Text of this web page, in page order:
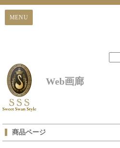
Web画廊
商品ページ